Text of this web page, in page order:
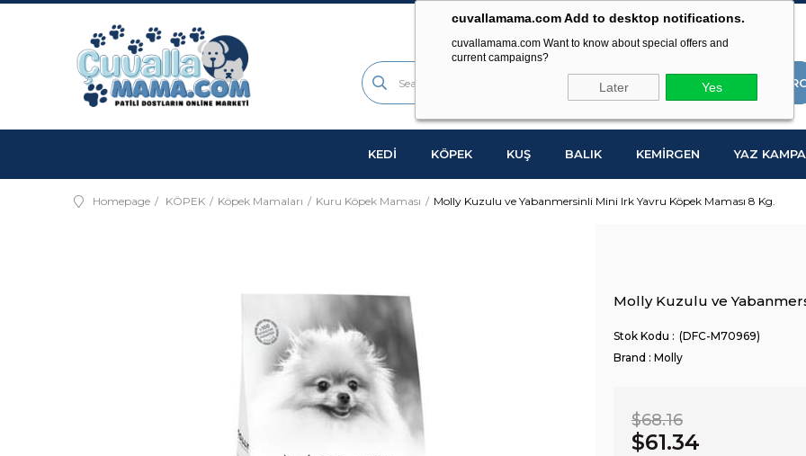
cuvallamama.com Add to desktop notifications.
cuvallamama.com Want to know about special offers and
current campaigns?
Later Yes
KEDİ KÖPEK KUŞ BALIK KEMİRGEN YAZ
Homepage KÖPEK Köpek Mamaları Kuru Köpek Maması Molly Kuzulu ve Yabanmersinli Mini Irk Yavru Köpek Maması 8 Kg.
Molly Kuzulu ve
(DFC-M70969)
Brand : Molly
$68.16
$61.34